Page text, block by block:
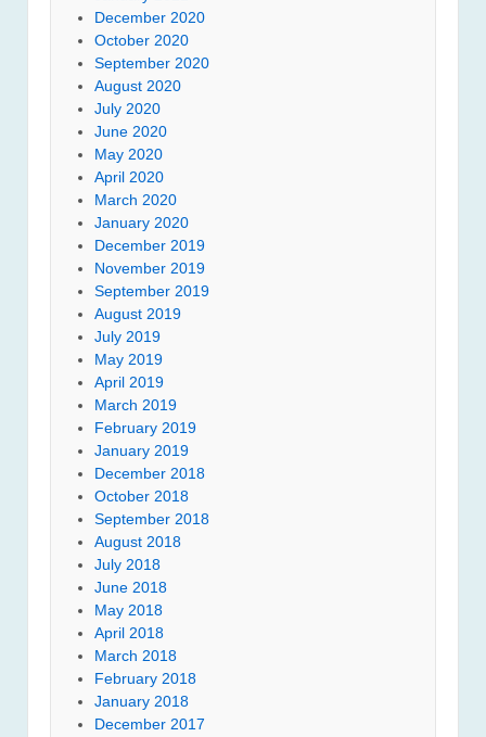
December 2020
October 2020
September 2020
August 2020
July 2020
June 2020
May 2020
April 2020
March 2020
January 2020
December 2019
November 2019
September 2019
August 2019
July 2019
May 2019
April 2019
March 2019
February 2019
January 2019
December 2018
October 2018
September 2018
August 2018
July 2018
June 2018
May 2018
April 2018
March 2018
February 2018
January 2018
December 2017